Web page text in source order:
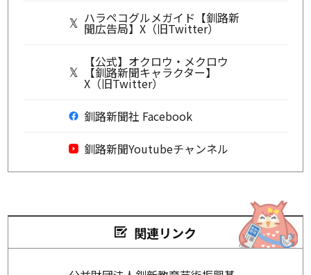
ハラペコグルメガイド【釧路新
聞広告局】X（旧Twitter）
【公式】オクロウ・メクロウ
【釧路新聞キャラクター】
X（旧Twitter）
釧路新聞社 Facebook
釧路新聞Youtubeチャンネル
関連リンク